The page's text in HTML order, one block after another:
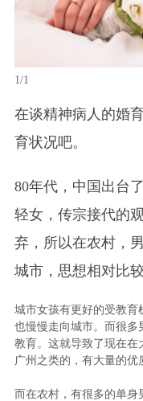
1/1
在谈精神病人的婚
育状况吧。
80年代，中国出台
轻女，传宗接代的
弃，所以在农村，
城市，思想相对比
城市女孩有更好的受教育
也慢慢走向城市。而很多
教育。这就导致了现在在
广州之类的，有大量的优
而在农村，有很多的单身